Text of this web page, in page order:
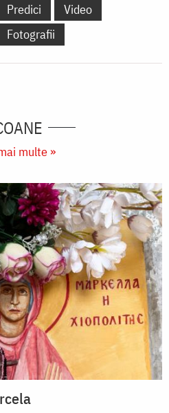
Predici
Video
Fotografii
multe »